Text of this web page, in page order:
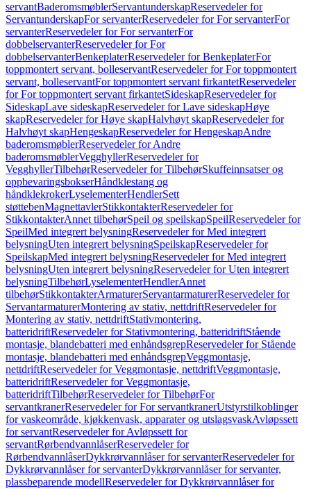
servantBaderomsmøblerServantunderskapReservedeler for
ServantunderskapFor servanterReservedeler for For servanterFor
servanterReservedeler for For servanterFor
dobbelservanterReservedeler for For
dobbelservanterBenkeplaterReservedeler for BenkeplaterFor
toppmontert servant, bolleservantReservedeler for For toppmontert
servant, bolleservantFor toppmontert servant firkantetReservedeler
for For toppmontert servant firkantetSideskapReservedeler for
SideskapLave sideskapReservedeler for Lave sideskapHøye
skapReservedeler for Høye skapHalvhøyt skapReservedeler for
Halvhøyt skapHengeskapReservedeler for HengeskapAndre
baderomsmøblerReservedeler for Andre
baderomsmøblerVegghyllerReservedeler for
VegghyllerTilbehørReservedeler for TilbehørSkuffeinnsatser og
oppbevaringsbokserHåndklestang og
håndklekrokerLyselementerHendlerSett
støttebenMagnettavlerStikkontakterReservedeler for
StikkontakterAnnet tilbehørSpeil og speilskapSpeilReservedeler for
SpeilMed integrert belysningReservedeler for Med integrert
belysningUten integrert belysningSpeilskapReservedeler for
SpeilskapMed integrert belysningReservedeler for Med integrert
belysningUten integrert belysningReservedeler for Uten integrert
belysningTilbehørLyselementerHendlerAnnet
tilbehørStikkontakterArmaturerServantarmaturerReservedeler for
ServantarmaturerMontering av stativ, nettdriftReservedeler for
Montering av stativ, nettdriftStativmontering,
batteridriftReservedeler for Stativmontering, batteridriftStående
montasje, blandebatteri med enhåndsgrepReservedeler for Stående
montasje, blandebatteri med enhåndsgrepVeggmontasje,
nettdriftReservedeler for Veggmontasje, nettdriftVeggmontasje,
batteridriftReservedeler for Veggmontasje,
batteridriftTilbehørReservedeler for TilbehørFor
servantkranerReservedeler for For servantkranerUtstyrstilkoblinger
for vaskeområde, kjøkkenvask, apparater og utslagsvaskAvløpssett
for servantReservedeler for Avløpssett for
servantRørbendvannlåserReservedeler for
RørbendvannlåserDykkrørvannlåser for servanterReservedeler for
Dykkrørvannlåser for servanterDykkrørvannlåser for servanter,
plassbeparende modellReservedeler for Dykkrørvannlåser for